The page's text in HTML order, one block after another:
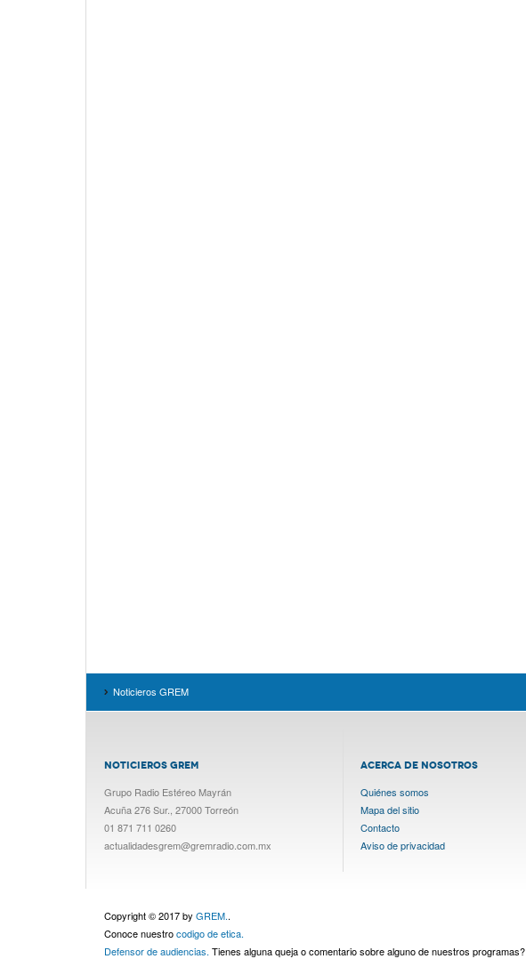
Noticieros GREM
NOTICIEROS GREM
Grupo Radio Estéreo Mayrán
Acuña 276 Sur., 27000 Torreón
01 871 711 0260
actualidadesgrem@gremradio.com.mx
ACERCA DE NOSOTROS
Quiénes somos
Mapa del sitio
Contacto
Aviso de privacidad
Copyright © 2017 by GREM..
Conoce nuestrocodigo de etica.
Defensor de audiencias. Tienes alguna queja o comentario sobre alguno de nuestros programas?